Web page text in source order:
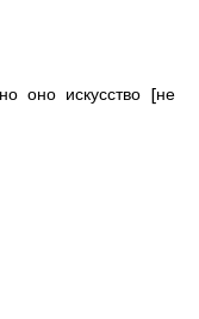
оно искусство [не